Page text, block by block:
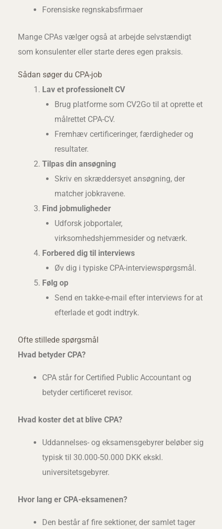
Forensiske regnskabsfirmaer
Mange CPAs vælger også at arbejde selvstændigt
som konsulenter eller starte deres egen praksis.
Sådan søger du CPA-job
Lav et professionelt CV
Brug platforme som CV2Go til at oprette et
målrettet CPA-CV.
Fremhæv certificeringer, færdigheder og
resultater.
Tilpas din ansøgning
Skriv en skræddersyet ansøgning, der
matcher jobkravene.
Find jobmuligheder
Udforsk jobportaler,
virksomhedshjemmesider og netværk.
Forbered dig til interviews
Øv dig i typiske CPA-interviewspørgsmål.
Følg op
Send en takke-e-mail efter interviews for at
efterlade et godt indtryk.
Ofte stillede spørgsmål
Hvad betyder CPA?
CPA står for Certified Public Accountant og
betyder certificeret revisor.
Hvad koster det at blive CPA?
Uddannelses- og eksamensgebyrer beløber sig
typisk til 30.000-50.000 DKK ekskl.
universitetsgebyrer.
Hvor lang er CPA-eksamenen?
Den består af fire sektioner, der samlet tager